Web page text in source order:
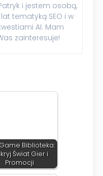
i jestem osobą,
tematyką SEO i w
AI. Mam
zainteresuje!
Biblioteka:
Świat Gier i
Promocji